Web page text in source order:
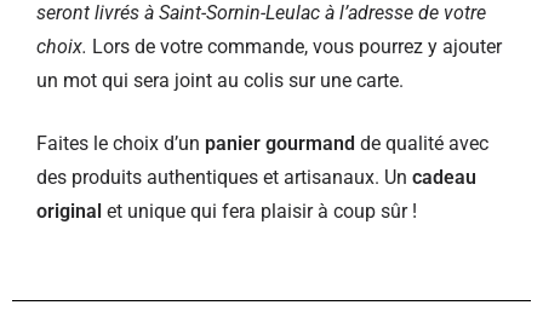
seront livrés à Saint-Sornin-Leulac à l’adresse de votre
choix. Lors de votre commande, vous pourrez y ajouter
un mot qui sera joint au colis sur une carte.
Faites le choix d’un panier gourmand de qualité avec
des produits authentiques et artisanaux. Un cadeau
original et unique qui fera plaisir à coup sûr !